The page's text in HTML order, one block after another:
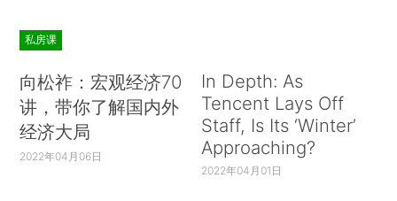
私房课
向松祚：宏观经济70
讲，带你了解国内外
经济大局
2022年04月06日
In Depth: As
Tencent Lays Off
Staff, Is Its ‘Winter’
Approaching?
2022年04月01日